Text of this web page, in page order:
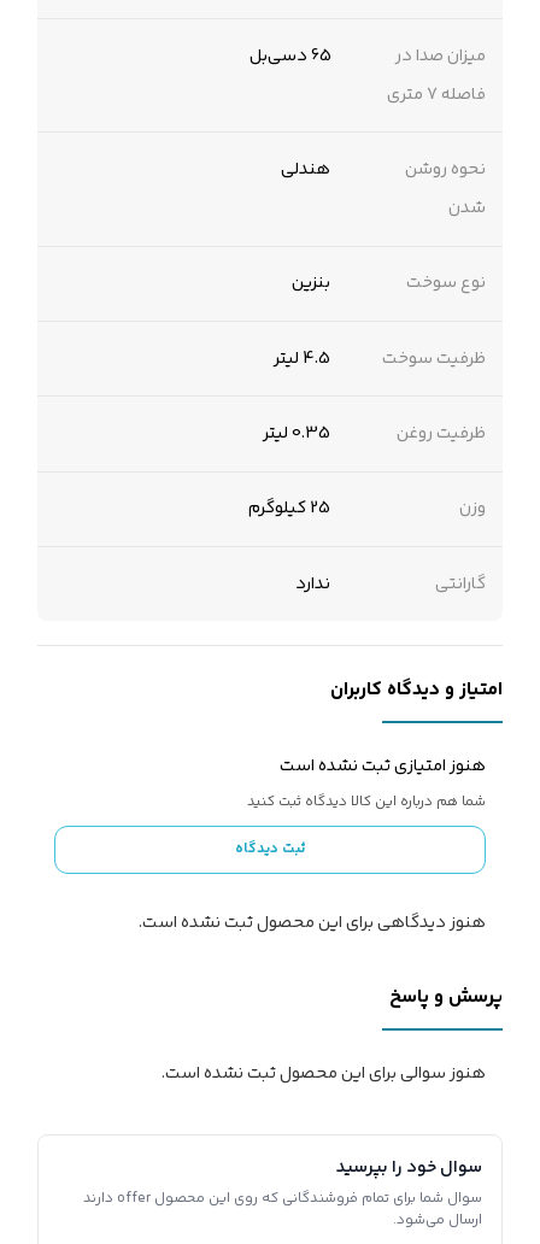
میزان صدا در
فاصله 7 متری
65 دسی‌بل
نحوه روشن
شدن
هندلی
نوع سوخت بنزین
ظرفیت سوخت 4.5 لیتر
ظرفیت روغن 0.35 لیتر
وزن 25 کیلوگرم
گارانتی ندارد
امتیاز و دیدگاه کاربران
هنوز امتیازی ثبت نشده است
شما هم درباره این کالا دیدگاه ثبت کنید
ثبت دیدگاه
هنوز دیدگاهی برای این محصول ثبت نشده است.
پرسش و پاسخ
هنوز سوالی برای این محصول ثبت نشده است.
سوال خود را بپرسید
سوال شما برای تمام فروشندگانی که روی این محصول offer دارند
ارسال می‌شود.